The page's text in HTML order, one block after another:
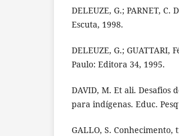
DELEUZE, G.; PARNET,
Escuta, 1998.
DELEUZE, G.; GUATTARI,
Paulo: Editora 34, 1995.
DAVID, M. Et ali.
para indígenas. Educ.
GALLO, S.